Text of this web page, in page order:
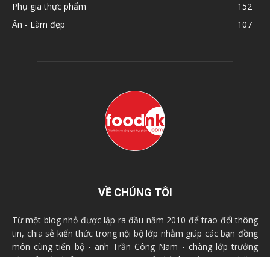
Phụ gia thực phẩm
152
Ăn - Làm đẹp
107
VỀ CHÚNG TÔI
Từ một blog nhỏ được lập ra đầu năm 2010 để trao đổi thông
tin, chia sẻ kiến thức trong nội bộ lớp nhằm giúp các bạn đồng
môn cùng tiến bộ - anh Trần Công Nam - chàng lớp trưởng